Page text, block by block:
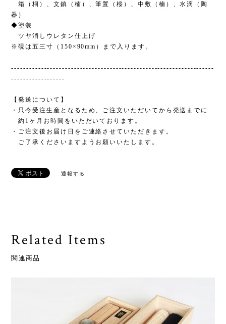
箱（桐）、文鎮（楠）、筆置（桜）、中敷（楠）、水滴（陶
器）
◆塗装
ツヤ消しウレタン仕上げ
※硯は五三寸（150×90mm）まで入ります。
--------------------------------------------------------------------
------------------
【発送について】
・只今受注生産となるため、ご注文いただいてから発送までに
約1ヶ月お時間をいただいております。
・ご注文後お届け日をご連絡させていただきます。
ご了承くださいますようお願いいたします。
通報する
Related Items
関連商品